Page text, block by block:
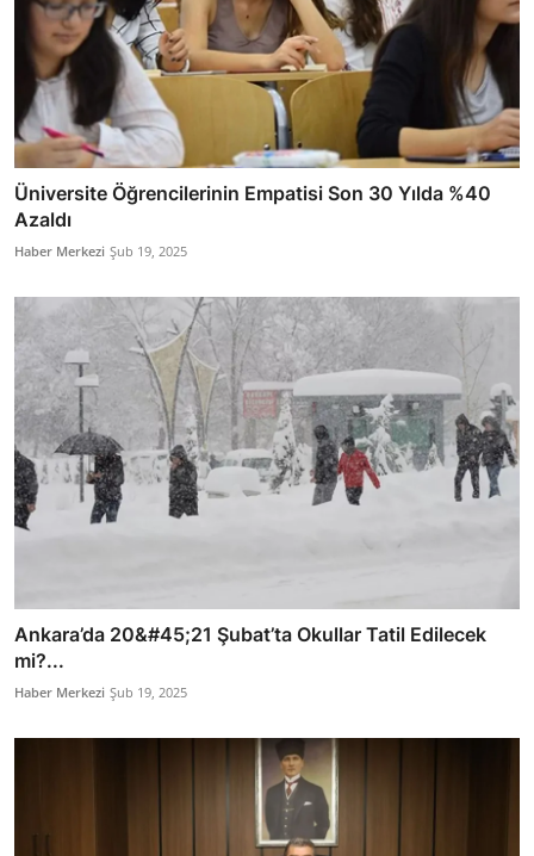
Üniversite Öğrencilerinin Empatisi Son 30 Yılda %40
Azaldı
Haber Merkezi Şub 19, 2025
Ankara’da 20&#45;21 Şubat’ta Okullar Tatil Edilecek
mi?...
Haber Merkezi Şub 19, 2025